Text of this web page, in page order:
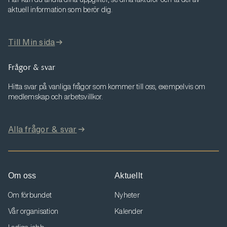
aktuell information som berör dig.
Till Min sida
Frågor & svar
Hitta svar på vanliga frågor som kommer till oss, exempelvis om
medlemskap och arbetsvillkor.
Alla frågor & svar
Om oss
Om förbundet
Vår organisation
Aktuellt
Nyheter
Kalender